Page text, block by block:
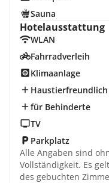
Sauna
Hotelausstattung
WLAN
Fahrradverleih
Klimaanlage
Haustierfreundlich
für Behinderte
TV
Parkplatz
Alle Angaben sind
Vollständigkeit. Es
des gebuchten